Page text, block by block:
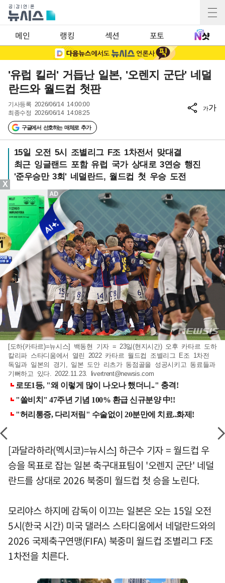
메인 랭킹 섹션 포토
'유럽 킬러' 거듭난 일본, '오렌지 군단' 네덜
란드와 월드컵 첫판
기사등록 2026/06/14 14:00:00
최종수정 2026/06/14 14:08:25
구글에서 선호하는 매체로 추가
가가
15일 오전 5시 조별리그 F조 1차전서 맞대결
최근 잉글랜드 포함 유럽 국가 상대로 3연승 행진
'준우승만 3회' 네덜란드, 월드컵 첫 우승 도전
[도하(카타르)=뉴시스] 백동현 기자 = 23일(현지시간) 오후 카타르 도하
칼리파 스타디움에서 열린 2022 카타르 월드컵 조별리그 E조 1차전
독일과 일본의 경기, 일본 도안 리츠가 동점골을 성공시키고 동료들과
기뻐하고 있다. 2022.11.23. livertrent@newsis.com
[과달라하라(멕시코)=뉴시스] 하근수 기자 = 월드컵 우
승을 목표로 잡는 일본 축구대표팀이 '오렌지 군단' 네덜
란드를 상대로 2026 북중미 월드컵 첫 승을 노린다.
모리야스 하지메 감독이 이끄는 일본은 오는 15일 오전
5시(한국 시간) 미국 댈러스 스타디움에서 네덜란드와의
2026 국제축구연맹(FIFA) 북중미 월드컵 조별리그 F조
1차전을 치른다.
X